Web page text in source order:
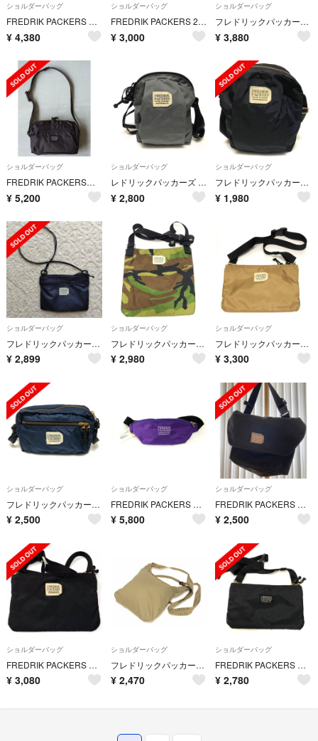
ショルダーバッグ
FREDRIK PACKERS フレドリックパッカーズ ショルダーバッグ
¥ 4,380
ショルダーバッグ
FREDRIK PACKERS 2410147 フレドリックパッカーズ バッグ
¥ 3,000
ショルダーバッグ
フレドリックパッカーズ 2410144 トートバッグ 2WAY ショルダーバッグ
¥ 3,880
ショルダーバッグ
FREDRIK PACKERSショルダーバッグ ブラック
¥ 5,200
ショルダーバッグ
レドリックパッカーズ 2408019 ポーチ ショルダーバッグ
¥ 2,800
ショルダーバッグ
フレドリックパッカーズ 2406197 ポーチ ショルダーバッグ ブラック
¥ 1,980
ショルダーバッグ
フレドリックパッカーズ ショルダーバッグ サコッシュ ポーチ シンプル
¥ 2,899
ショルダーバッグ
フレドリックパッカーズ 2403065 ショルダーバッグ カモ柄 迷彩
¥ 2,980
ショルダーバッグ
フレドリックパッカーズ サコッシュ 2312065 カーキ ポーチ FREDRI
¥ 3,300
ショルダーバッグ
フレドリックパッカーズ ショルダーバッグ 23112917 ネイビー FREDR
¥ 2,500
ショルダーバッグ
FREDRIK PACKERS フレドリックパッカーズ 2310243 ミニショ
¥ 5,800
ショルダーバッグ
FREDRIK PACKERS メッセンジャーバック
¥ 2,500
ショルダーバッグ
FREDRIK PACKERS フレドリックパッカーズ サコッシュ ミニショルダ
¥ 3,080
ショルダーバッグ
フレドリックパッカーズ ショルダーバッグ カーキ 軽量 ミニバッグ サブバッグ
¥ 2,470
ショルダーバッグ
FREDRIK PACKERS フレドリックパッカーズ サコッシュ ミニショルダ
¥ 2,780